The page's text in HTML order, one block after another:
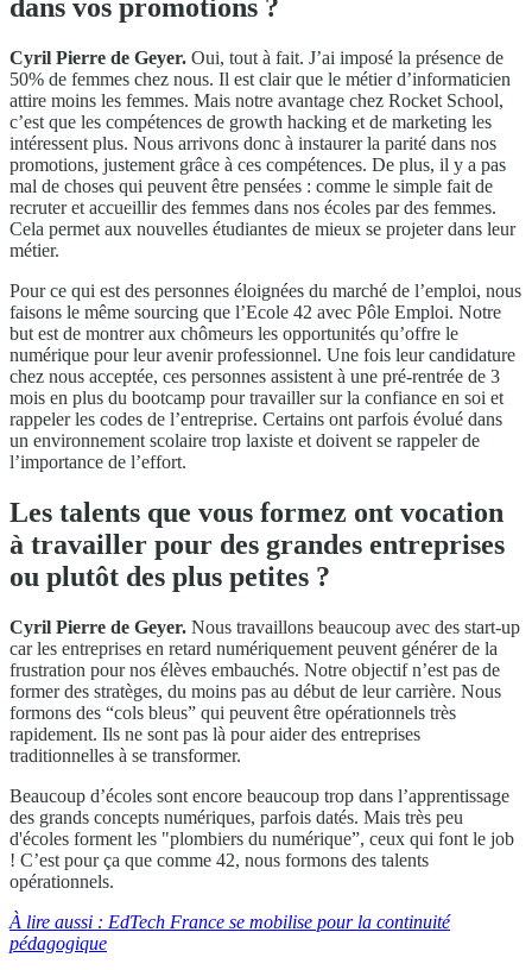
dans vos promotions ?
Cyril Pierre de Geyer. Oui, tout à fait. J’ai imposé la présence de
50% de femmes chez nous. Il est clair que le métier d’informaticien
attire moins les femmes. Mais notre avantage chez Rocket School,
c’est que les compétences de growth hacking et de marketing les
intéressent plus. Nous arrivons donc à instaurer la parité dans nos
promotions, justement grâce à ces compétences. De plus, il y a pas
mal de choses qui peuvent être pensées : comme le simple fait de
recruter et accueillir des femmes dans nos écoles par des femmes.
Cela permet aux nouvelles étudiantes de mieux se projeter dans leur
métier.
Pour ce qui est des personnes éloignées du marché de l’emploi, nous
faisons le même sourcing que l’Ecole 42 avec Pôle Emploi. Notre
but est de montrer aux chômeurs les opportunités qu’offre le
numérique pour leur avenir professionnel. Une fois leur candidature
chez nous acceptée, ces personnes assistent à une pré-rentrée de 3
mois en plus du bootcamp pour travailler sur la confiance en soi et
rappeler les codes de l’entreprise. Certains ont parfois évolué dans
un environnement scolaire trop laxiste et doivent se rappeler de
l’importance de l’effort.
Les talents que vous formez ont vocation
à travailler pour des grandes entreprises
ou plutôt des plus petites ?
Cyril Pierre de Geyer. Nous travaillons beaucoup avec des start-up
car les entreprises en retard numériquement peuvent générer de la
frustration pour nos élèves embauchés. Notre objectif n’est pas de
former des stratèges, du moins pas au début de leur carrière. Nous
formons des “cols bleus” qui peuvent être opérationnels très
rapidement. Ils ne sont pas là pour aider des entreprises
traditionnelles à se transformer.
Beaucoup d’écoles sont encore beaucoup trop dans l’apprentissage
des grands concepts numériques, parfois datés. Mais très peu
d'écoles forment les "plombiers du numérique”, ceux qui font le job
! C’est pour ça que comme 42, nous formons des talents
opérationnels.
À lire aussi : EdTech France se mobilise pour la continuité
pédagogique